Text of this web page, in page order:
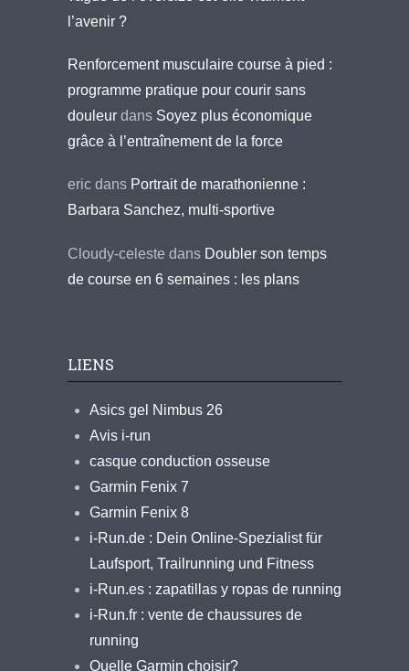
l’avenir ?
Renforcement musculaire course à pied :
programme pratique pour courir sans
douleur dans Soyez plus économique
grâce à l’entraînement de la force
eric dans Portrait de marathonienne :
Barbara Sanchez, multi-sportive
Cloudy-celeste dans Doubler son temps
de course en 6 semaines : les plans
LIENS
Asics gel Nimbus 26
Avis i-run
casque conduction osseuse
Garmin Fenix 7
Garmin Fenix 8
i-Run.de : Dein Online-Spezialist für
Laufsport, Trailrunning und Fitness
i-Run.es : zapatillas y ropas de running
i-Run.fr : vente de chaussures de
running
Quelle Garmin choisir?